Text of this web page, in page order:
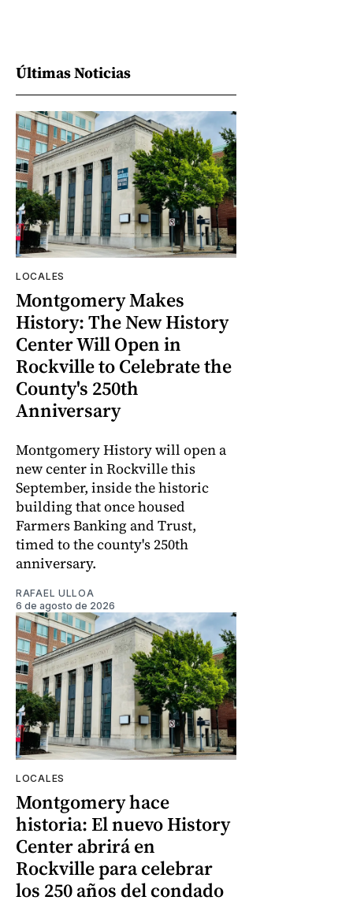
Últimas Noticias
LOCALES
Montgomery Makes
History: The New History
Center Will Open in
Rockville to Celebrate the
County's 250th
Anniversary
Montgomery History will open a
new center in Rockville this
September, inside the historic
building that once housed
Farmers Banking and Trust,
timed to the county's 250th
anniversary.
RAFAEL ULLOA
6 de agosto de 2026
LOCALES
Montgomery hace
historia: El nuevo History
Center abrirá en
Rockville para celebrar
los 250 años del condado